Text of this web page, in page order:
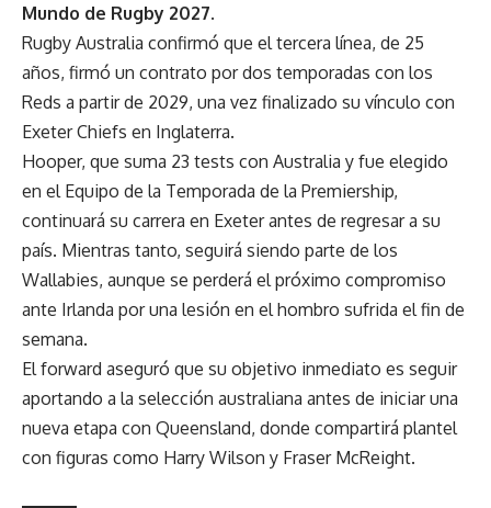
Mundo de Rugby 2027.
Rugby Australia confirmó que el tercera línea, de 25
años, firmó un contrato por dos temporadas con los
Reds a partir de 2029, una vez finalizado su vínculo con
Exeter Chiefs en Inglaterra.
Hooper, que suma 23 tests con Australia y fue elegido
en el Equipo de la Temporada de la Premiership,
continuará su carrera en Exeter antes de regresar a su
país. Mientras tanto, seguirá siendo parte de los
Wallabies, aunque se perderá el próximo compromiso
ante Irlanda por una lesión en el hombro sufrida el fin de
semana.
El forward aseguró que su objetivo inmediato es seguir
aportando a la selección australiana antes de iniciar una
nueva etapa con Queensland, donde compartirá plantel
con figuras como Harry Wilson y Fraser McReight.